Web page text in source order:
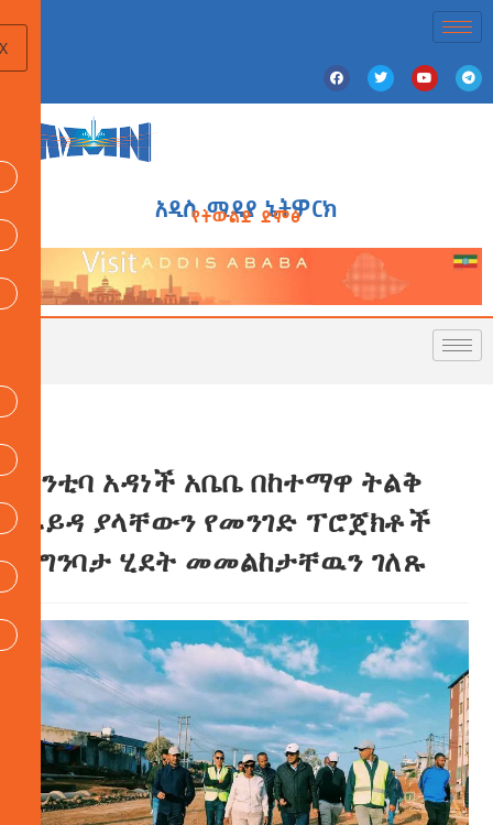
አዲስ ሚዲያ ኔትዎርክ
የትውልድ ድምፅ
ከንቲባ አዳነች አቤቤ በከተማዋ ትልቅ
ፋይዳ ያላቸውን የመንገድ ፕሮጀክቶች
የግንባታ ሂደት መመልከታቸዉን ገለጹ